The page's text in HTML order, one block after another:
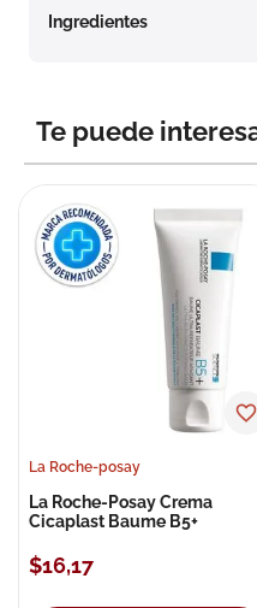
Ingredientes
Te puede
La Roche-posay
La Roche-Posay Crema
Cicaplast Baume B5+
$16,17